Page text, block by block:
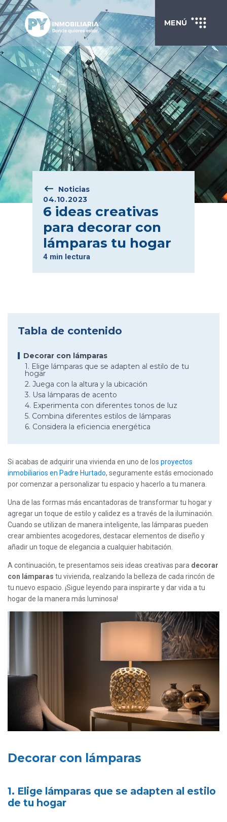
MENÚ
Noticias
04.10.2023
6 ideas creativas
para decorar con
lámparas tu hogar
4 min lectura
Tabla de contenido
Decorar con lámparas
1. Elige lámparas que se adapten al estilo de tu
hogar
2. Juega con la altura y la ubicación
3. Usa lámparas de acento
4. Experimenta con diferentes tonos de luz
5. Combina diferentes estilos de lámparas
6. Considera la eficiencia energética
Si acabas de adquirir una vivienda en uno de los proyectos
inmobiliarios en Padre Hurtado, seguramente estás emocionado
por comenzar a personalizar tu espacio y hacerlo a tu manera.
Una de las formas más encantadoras de transformar tu hogar y
agregar un toque de estilo y calidez es a través de la iluminación.
Cuando se utilizan de manera inteligente, las lámparas pueden
crear ambientes acogedores, destacar elementos de diseño y
añadir un toque de elegancia a cualquier habitación.
A continuación, te presentamos seis ideas creativas para decorar
con lámparas tu vivienda, realzando la belleza de cada rincón de
tu nuevo espacio. ¡Sigue leyendo para inspirarte y dar vida a tu
hogar de la manera más luminosa!
Decorar con lámparas
1. Elige lámparas que se adapten al estilo
de tu hogar